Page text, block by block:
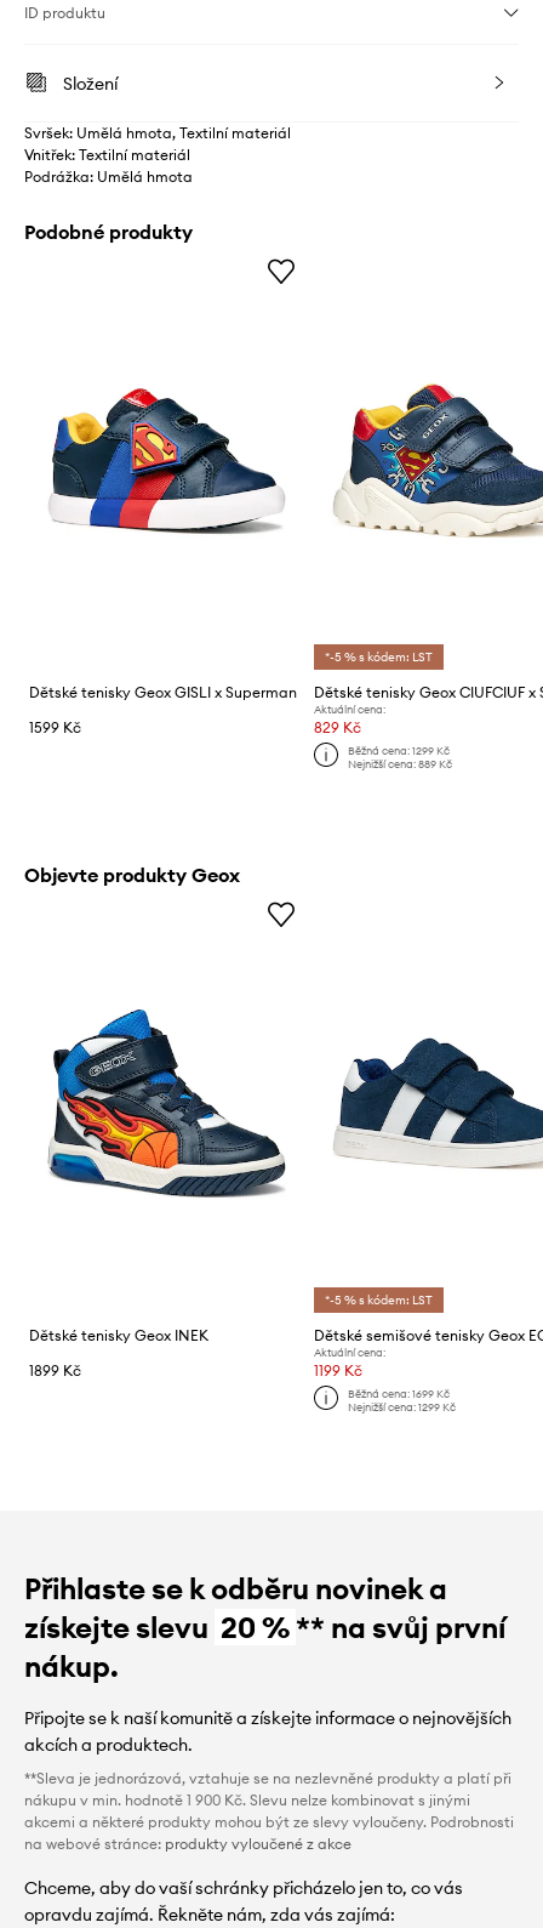
ID produktu
Složení
Svršek: Umělá hmota, Textilní materiál
Vnitřek: Textilní materiál
Podrážka: Umělá hmota
Podobné produkty
Dětské tenisky Geox GISLI x Superman
1599 Kč
*-5 % s kódem: LST
Aktuální cena:
829 Kč
Běžná cena: 1299 Kč
Nejnižší cena: 889 Kč
Objevte produkty Geox
Dětské tenisky Geox INEK
1899 Kč
*-5 % s kódem: LST
Aktuální cena:
1199 Kč
Běžná cena: 1699 Kč
Nejnižší cena: 1299 Kč
Přihlaste se k odběru novinek a
získejte slevu 20 %** na svůj první
nákup.
Připojte se k naší komunitě a získejte informace o nejnovějších
akcích a produktech.
**Sleva je jednorázová, vztahuje se na nezlevněné produkty a platí při
nákupu v min. hodnotě 1 900 Kč. Slevu nelze kombinovat s jinými
akcemi a některé produkty mohou být ze slevy vyloučeny. Podrobnosti
na webové stránce: produkty vyloučené z akce
Chceme, aby do vaší schránky přicházelo jen to, co vás
opravdu zajímá. Řekněte nám, zda vás zajímá: